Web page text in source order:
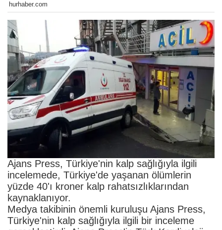
hurhaber.com
Ajans Press, Türkiye'nin kalp sağlığıyla ilgili
incelemede, Türkiye'de yaşanan ölümlerin
yüzde 40'ı kroner kalp rahatsızlıklarından
kaynaklanıyor.
Medya takibinin önemli kuruluşu Ajans Press,
Türkiye'nin kalp sağlığıyla ilgili bir inceleme